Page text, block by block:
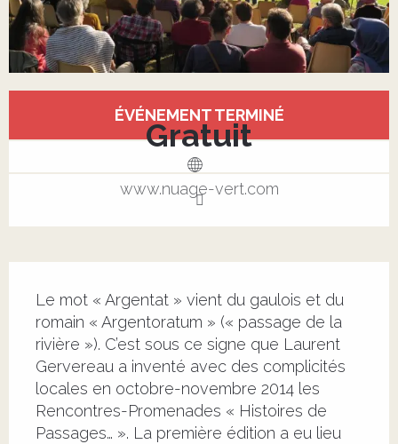
ÉVÉNEMENT TERMINÉ
Gratuit
www.nuage-vert.com
Le mot « Argentat » vient du gaulois et du
romain « Argentoratum » (« passage de la
rivière »). C’est sous ce signe que Laurent
Gervereau a inventé avec des complicités
locales en octobre-novembre 2014 les
Rencontres-Promenades « Histoires de
Passages… ». La première édition a eu lieu